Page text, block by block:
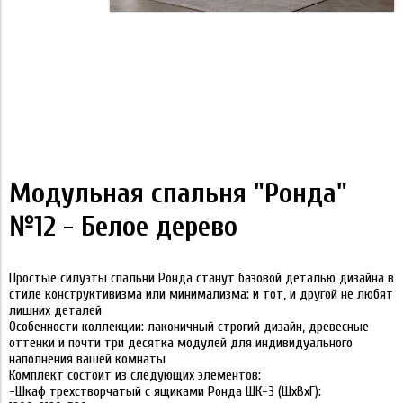
Модульная спальня "Ронда"
№12 - Белое дерево
Простые силуэты спальни Ронда станут базовой деталью дизайна в
стиле конструктивизма или минимализма: и тот, и другой не любят
лишних деталей
Особенности коллекции: лаконичный строгий дизайн, древесные
оттенки и почти три десятка модулей для индивидуального
наполнения вашей комнаты
Комплект состоит из следующих элементов:
-Шкаф трехстворчатый с ящиками Ронда ШК-3 (ШхВхГ):